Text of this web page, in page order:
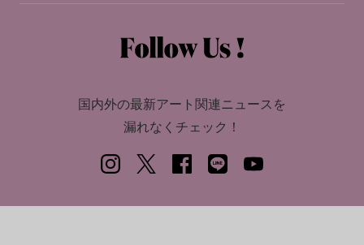
国内外の最新アート関連ニュースを
漏れなくチェック！